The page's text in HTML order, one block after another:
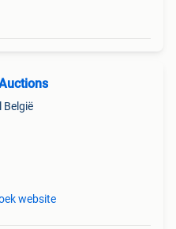
België
website